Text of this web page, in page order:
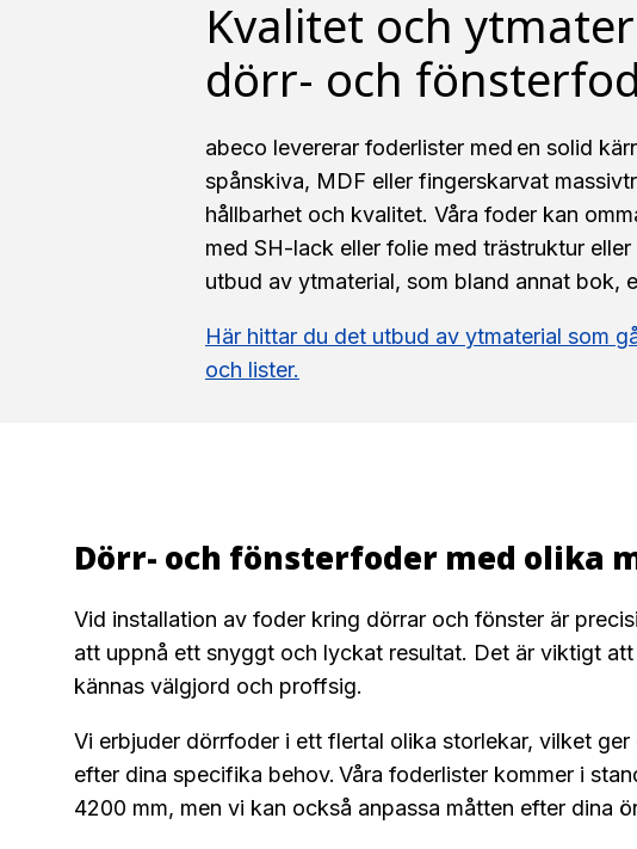
Kvalitet och
dörr- och
abeco levererar foderlister med en solid
spånskiva, MDF eller fingerskarvat
hållbarhet och kvalitet. Våra foder kan
med SH-lack eller folie med trästruktur
utbud av ytmaterial, som bland annat bok,
Här hittar du det utbud av ytmaterial som
och lister.
Dörr- och fönsterfoder med olika
Vid installation av foder kring dörrar och fönster är
att uppnå ett snyggt och lyckat resultat. Det är viktigt
kännas välgjord och proffsig.
Vi erbjuder dörrfoder i ett flertal olika storlekar, vilket
efter dina specifika behov. Våra foderlister kommer i
4200 mm, men vi kan också anpassa måtten efter dina